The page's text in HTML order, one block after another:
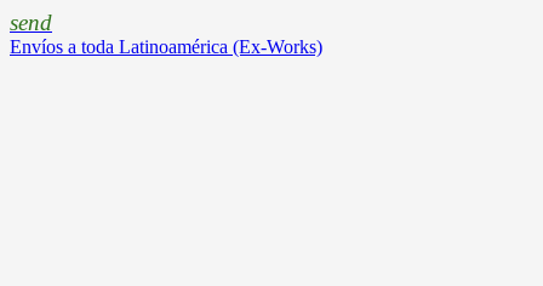
send
Envíos a toda Latinoamérica (Ex-Works)